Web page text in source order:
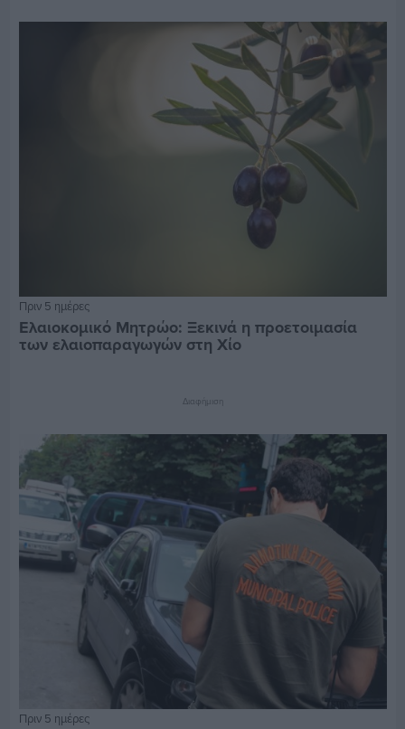
Πριν 5 ημέρες
Ελαιοκομικό Μητρώο: Ξεκινά η προετοιμασία
των ελαιοπαραγωγών στη Χίο
Διαφήμιση
Πριν 5 ημέρες